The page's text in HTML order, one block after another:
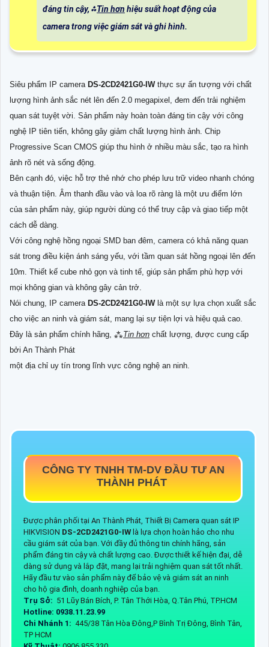
đáng tin cậy, ⁂Tin hơn hiệu suất hoạt động của
camera trong việc giám sát và ghi hình.
Siêu phẩm IP camera DS-2CD2421G0-IW thực sự ấn tượng với chất
lượng hình ảnh sắc nét lên đến 2.0 megapixel, đem đến trải nghiệm
quan sát tuyệt vời. Sản phẩm này hoàn toàn đáng tin cậy với công
nghệ IP tiên tiến, không gây giảm chất lượng hình ảnh. Chip
Progressive Scan CMOS giúp thu hình ở nhiều màu sắc, tạo ra hình
ảnh rõ nét và sống động.
Bên cạnh đó, việc hỗ trợ thẻ nhớ cho phép lưu trữ video nhanh chóng
và thuận tiện. Âm thanh đầu vào và loa rõ ràng là một ưu điểm lớn
của sản phẩm này, giúp người dùng có thể truy cập và giao tiếp một
cách dễ dàng.
Với công nghệ hồng ngoại SMD ban đêm, camera có khả năng quan
sát trong điều kiện ánh sáng yếu, với tầm quan sát hồng ngoại lên đến
10m. Thiết kế cube nhỏ gọn và tinh tế, giúp sản phẩm phù hợp với
mọi không gian và không gây cản trở.
Nói chung, IP camera DS-2CD2421G0-IW là một sự lựa chọn xuất sắc
cho việc an ninh và giám sát, mang lại sự tiện lợi và hiệu quả cao.
Đây là sản phẩm chính hãng, ⁂Tin hơn chất lượng, được cung cấp
bởi An Thành Phát
một địa chỉ uy tín trong lĩnh vực công nghệ an ninh.
CÔNG TY TNHH TM-DV ĐẦU TƯ AN
THÀNH PHÁT
Được phân phối tại An Thành Phát, Thiết Bị Camera quan sát IP
HIKVISION DS-2CD2421G0-IW là lựa chọn hoàn hảo cho nhu
cầu giám sát của bạn. Với đầy đủ thông tin chính hãng, sản
phẩm đáng tin cậy và chất lượng cao. Được thiết kế hiện đại, dễ
dàng sử dụng và lắp đặt, mang lại trải nghiệm quan sát tốt nhất.
Hãy đầu tư vào sản phẩm này để bảo vệ và giám sát an ninh
cho hộ gia đình, doanh nghiệp của bạn.
Trụ Sở: 51 Lũy Bán Bích, P. Tân Thới Hòa, Q.Tân Phú, TP.HCM
Hotline: 0938.11.23.99
Chi Nhánh 1: 445/38 Tân Hòa Đông,P Bình Trị Đông, Bình Tân,
TP HCM